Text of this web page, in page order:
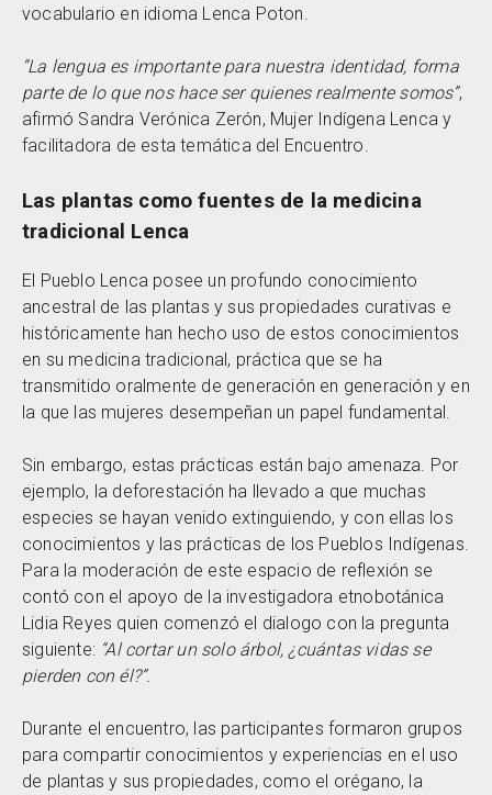
vocabulario en idioma Lenca Poton.
“La lengua es importante para nuestra identidad, forma
parte de lo que nos hace ser quienes realmente somos”,
afirmó Sandra Verónica Zerón, Mujer Indígena Lenca y
facilitadora de esta temática del Encuentro.
Las plantas como fuentes de la medicina
tradicional Lenca
El Pueblo Lenca posee un profundo conocimiento
ancestral de las plantas y sus propiedades curativas e
históricamente han hecho uso de estos conocimientos
en su medicina tradicional, práctica que se ha
transmitido oralmente de generación en generación y en
la que las mujeres desempeñan un papel fundamental.
Sin embargo, estas prácticas están bajo amenaza. Por
ejemplo, la deforestación ha llevado a que muchas
especies se hayan venido extinguiendo, y con ellas los
conocimientos y las prácticas de los Pueblos Indígenas.
Para la moderación de este espacio de reflexión se
contó con el apoyo de la investigadora etnobotánica
Lidia Reyes quien comenzó el dialogo con la pregunta
siguiente: “Al cortar un solo árbol, ¿cuántas vidas se
pierden con él?”.
Durante el encuentro, las participantes formaron grupos
para compartir conocimientos y experiencias en el uso
de plantas y sus propiedades, como el orégano, la